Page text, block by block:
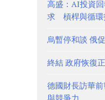
高盛：AI投資
求 槓桿與循環
烏暫停和談 俄
終結 政府恢復
德國財長訪華